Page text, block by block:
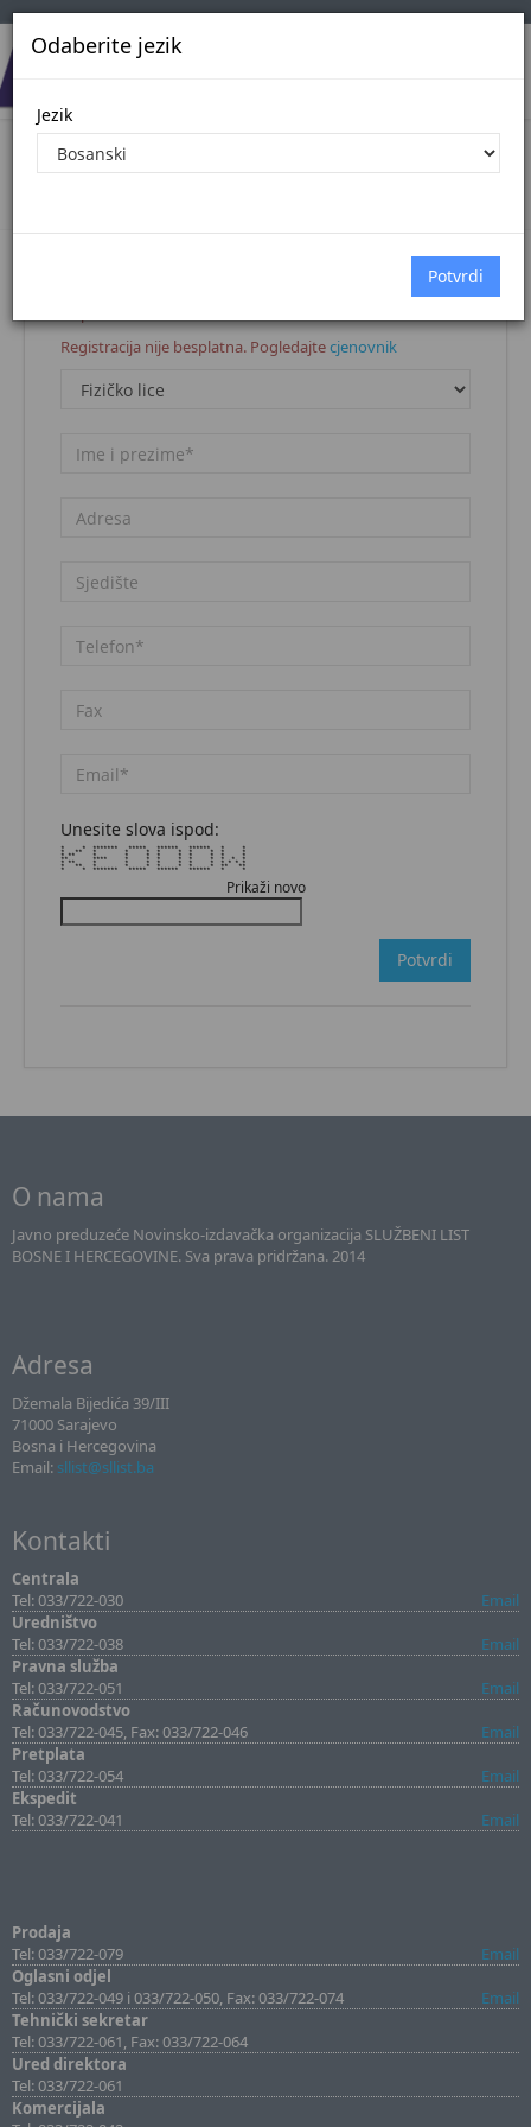
Odaberite jezik
Jezik
Registracija korisnika
Registracija nije besplatna. Pogledajtecjenovnik
Unesite slova ispod:
* * ******* ***** ****** ****** * *
* ** * * * * * * * * *
* ** * * * * * * * * *
** **** * * * * * * * * *
* ** * * * * * * * * * * *
* ** * * * * * * * ** **
* * ******* ***** ****** ****** * *
Prikaži novo
Potvrdi
O nama
Javno preduzeće Novinsko-izdavačka organizacija SLUŽBENI LIST
BOSNE I HERCEGOVINE. Sva prava pridržana. 2014
Adresa
Džemala Bijedića 39/III
71000 Sarajevo
Bosna i Hercegovina
Email: sllist@sllist.ba
Kontakti
Centrala
Tel: 033/722-030
Email
Uredništvo
Tel: 033/722-038
Email
Pravna služba
Tel: 033/722-051
Email
Računovodstvo
Tel: 033/722-045, Fax: 033/722-046
Email
Pretplata
Tel: 033/722-054
Email
Ekspedit
Tel: 033/722-041
Email
Prodaja
Tel: 033/722-079
Email
Oglasni odjel
Tel: 033/722-049 i 033/722-050, Fax: 033/722-074
Email
Tehnički sekretar
Tel: 033/722-061, Fax: 033/722-064
Ured direktora
Tel: 033/722-061
Komercijala